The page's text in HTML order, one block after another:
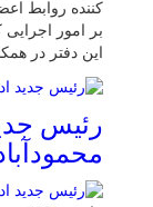
کننده روابط
بر امور
این دفتر در
رئیس